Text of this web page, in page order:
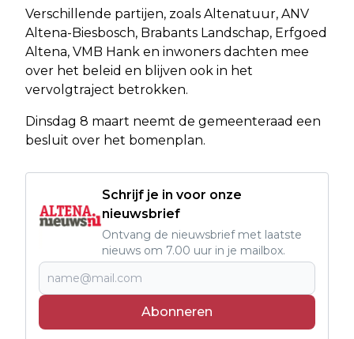
Verschillende partijen, zoals Altenatuur, ANV
Altena-Biesbosch, Brabants Landschap, Erfgoed
Altena, VMB Hank en inwoners dachten mee
over het beleid en blijven ook in het
vervolgtraject betrokken.
Dinsdag 8 maart neemt de gemeenteraad een
besluit over het bomenplan.
Schrijf je in voor onze
nieuwsbrief
Ontvang de nieuwsbrief met laatste
nieuws om 7.00 uur in je mailbox.
Abonneren